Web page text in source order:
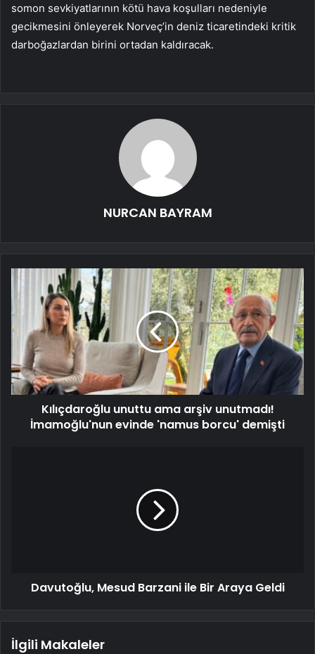
somon sevkiyatlarının kötü hava koşulları nedeniyle
gecikmesini önleyerek Norveç’in deniz ticaretindeki kritik
darboğazlardan birini ortadan kaldıracak.
NURCAN BAYRAM
Kılıçdaroğlu unuttu ama arşiv unutmadı!
İmamoğlu'nun evinde 'namus borcu' demişti
Davutoğlu, Mesud Barzani ile Bir Araya Geldi
İlgili Makaleler